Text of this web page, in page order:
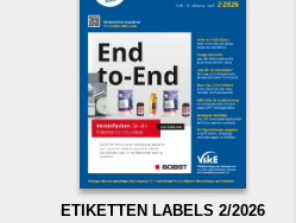
ETIKETTEN LABELS 2/2026